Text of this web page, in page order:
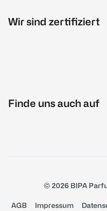
Wir sind zertifiziert
Finde uns auch auf
© 2026 BIPA
AGB Impressum